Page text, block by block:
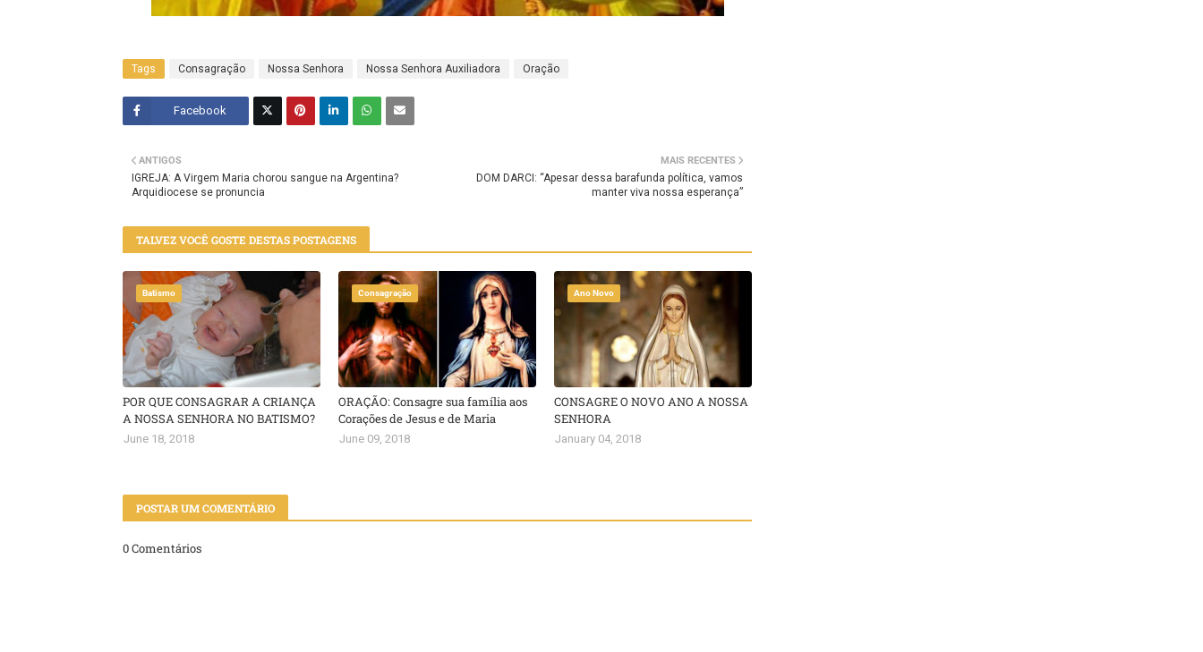
Tags Consagração Nossa Senhora Nossa Senhora Auxiliadora Oração
Facebook
MAIS RECENTES
DOM DARCI: “Apesar dessa barafunda política, vamos
manter viva nossa esperança”
ANTIGOS
IGREJA: A Virgem Maria chorou sangue na Argentina?
Arquidiocese se pronuncia
TALVEZ VOCÊ GOSTE DESTAS POSTAGENS
Batismo
POR QUE CONSAGRAR A CRIANÇA
A NOSSA SENHORA NO BATISMO?
June 18, 2018
Consagração
ORAÇÃO: Consagre sua família aos
Corações de Jesus e de Maria
June 09, 2018
Ano Novo
CONSAGRE O NOVO ANO A NOSSA
SENHORA
January 04, 2018
POSTAR UM COMENTÁRIO
0 Comentários